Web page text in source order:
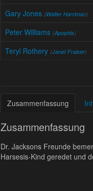
Gary Jones (Walter Harriman)
Peter Williams (Apophis)
Teryl Rothery (Janet Fraiser)
Zusammenfassung
Zusammenfassung
Dr. Jacksons Freunde
Harsesis-Kind geredet und